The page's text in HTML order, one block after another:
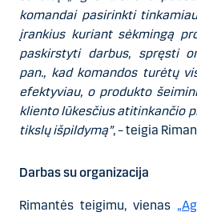
komandai pasirinkti
įrankius kuriant sėkmingą
paskirstyti darbus, spręsti
pan., kad komandos turėtų
efektyviau, o produkto
kliento lūkesčius atitinkančio
tikslų išpildymą”, – teigia
Darbas su organizacija
Rimantės teigimu, vienas